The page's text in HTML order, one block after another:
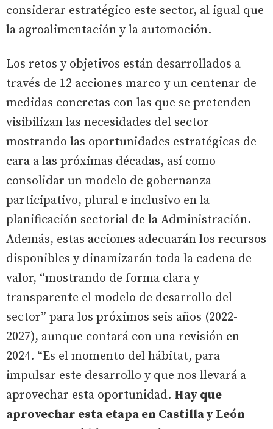
considerar estratégico este sector, al igual que
la agroalimentación y la automoción.
Los retos y objetivos están desarrollados a
través de 12 acciones marco y un centenar de
medidas concretas con las que se pretenden
visibilizan las necesidades del sector
mostrando las oportunidades estratégicas de
cara a las próximas décadas, así como
consolidar un modelo de gobernanza
participativo, plural e inclusivo en la
planificación sectorial de la Administración.
Además, estas acciones adecuarán los recursos
disponibles y dinamizarán toda la cadena de
valor, “mostrando de forma clara y
transparente el modelo de desarrollo del
sector” para los próximos seis años (2022-
2027), aunque contará con una revisión en
2024. “Es el momento del hábitat, para
impulsar este desarrollo y que nos llevará a
aprovechar esta oportunidad. Hay que
aprovechar esta etapa en Castilla y León